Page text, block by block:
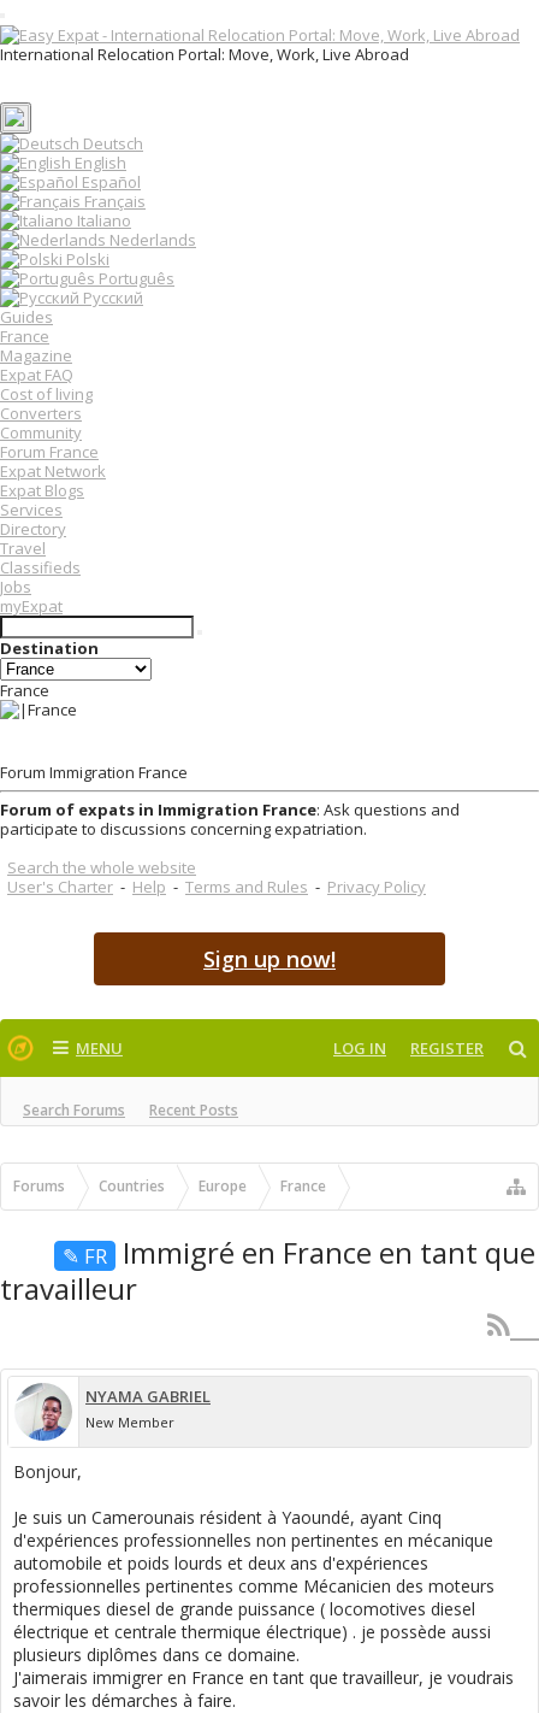
T
o
g
e
n
a
v
i
g
a
t
i
o
n
International Relocation Portal: Move, Work, Live Abroad
Deutsch
English
Español
Français
Italiano
Nederlands
Polski
Português
Русский
Guides
France
Magazine
Expat FAQ
Cost of living
Converters
Community
Forum France
Expat Network
Expat Blogs
Services
Directory
Travel
Classifieds
Jobs
myExpat
Destination
France
Forum Immigration France
Forum of expats in Immigration France: Ask questions and
participate to discussions concerning expatriation.
Search the whole website
User's Charter - Help - Terms and Rules - Privacy Policy
Sign up now!
MENU
Search Forums Recent Posts
LOG IN REGISTER
Forums Countries Europe France
✎ FR
Immigré en France en tant que
travailleur
NYAMA GABRIEL
New Member
Bonjour,
Je suis un Camerounais résident à Yaoundé, ayant Cinq
d'expériences professionnelles non pertinentes en mécanique
automobile et poids lourds et deux ans d'expériences
professionnelles pertinentes comme Mécanicien des moteurs
thermiques diesel de grande puissance ( locomotives diesel
électrique et centrale thermique électrique) . je possède aussi
plusieurs diplômes dans ce domaine.
J'aimerais immigrer en France en tant que travailleur, je voudrais
savoir les démarches à faire.